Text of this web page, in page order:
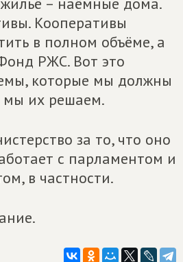
Кооперативы
в полном объёме, а
РЖС. Вот это
которые мы должны
мы их решаем.
за то, что оно
с парламентом и
в частности.